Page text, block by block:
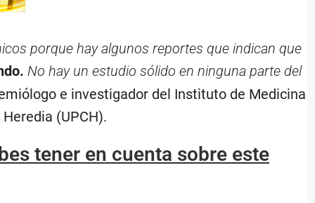
porque hay algunos reportes que indican que
No hay un estudio sólido en ninguna parte del
e investigador del Instituto de Medicina
(UPCH).
tener en cuenta sobre este